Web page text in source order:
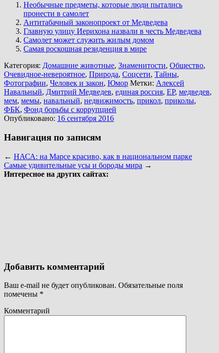
Необычные предметы, которые люди пытались
пронести в самолет
Антитабачный законопроект от Медведева
Главную улицу Иерихона назвали в честь Медведева
Самолет может служить жилым домом
Самая роскошная резиденция в мире
Категория: Домашние животные, Знаменитости, Общество,
Очевидное-невероятное, Природа, Соцсети, Тайны,
Фотографии, Человек и закон, Юмор Метки: Алексей
Навальный, Дмитрий Медведев, единая россия, ЕР, медведев,
мем, мемы, навальный, недвижимость, прикол, приколы,
ФБК, Фонд борьбы с коррупцией
Опубликовано: 16 сентября 2016
Навигация по записям
← НАСА: на Марсе красиво, как в национальном парке
Самые удивительные усы и бороды мира →
Интересное на других сайтах:
Добавить комментарий
Ваш e-mail не будет опубликован. Обязательные поля
помечены *
Комментарий